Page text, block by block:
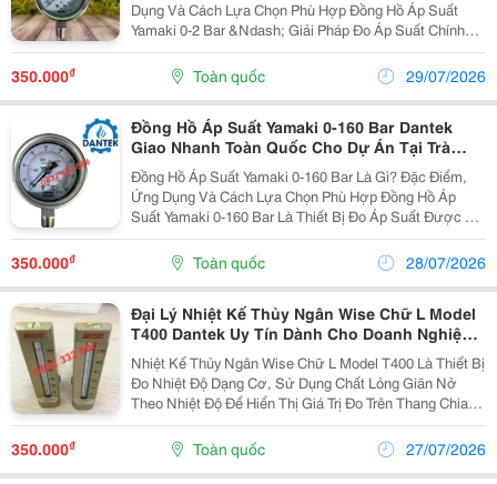
Dụng Và Cách Lựa Chọn Phù Hợp Đồng Hồ Áp Suất
Yamaki 0-2 Bar &Ndash; Giải Pháp Đo Áp Suất Chính
Xác Cho Hệ Thống Áp Suất Thấp Đồng Hồ Áp Suất
Yamaki 0-2 Bar Là Thiết Bị Đo Áp Suất Được Sử Dụng...
350.000₫ Toàn quốc 29/07/2026
Đồng Hồ Áp Suất Yamaki 0-160 Bar Dantek
Giao Nhanh Toàn Quốc Cho Dự Án Tại Trà
Vinh
Đồng Hồ Áp Suất Yamaki 0-160 Bar Là Gì? Đặc Điểm,
Ứng Dụng Và Cách Lựa Chọn Phù Hợp Đồng Hồ Áp
Suất Yamaki 0-160 Bar Là Thiết Bị Đo Áp Suất Được Sử
Dụng Rộng Rãi Trong Các Hệ Thống Công Nghiệp, Giúp
Theo Dõi Áp Lực Làm Việc Của Chất Lỏng, Khí Hoặc...
350.000₫ Toàn quốc 28/07/2026
Đại Lý Nhiệt Kế Thủy Ngân Wise Chữ L Model
T400 Dantek Uy Tín Dành Cho Doanh Nghiệp
Tại Bình Định
Nhiệt Kế Thủy Ngân Wise Chữ L Model T400 Là Thiết Bị
Đo Nhiệt Độ Dạng Cơ, Sử Dụng Chất Lỏng Giãn Nở
Theo Nhiệt Độ Để Hiển Thị Giá Trị Đo Trên Thang Chia.
Thiết Bị Được Thiết Kế Với Phần Thân Và Mặt Hiển Thị
Tạo Góc 90 Độ (Dạng Chữ L), Giúp Người Vận...
350.000₫ Toàn quốc 27/07/2026